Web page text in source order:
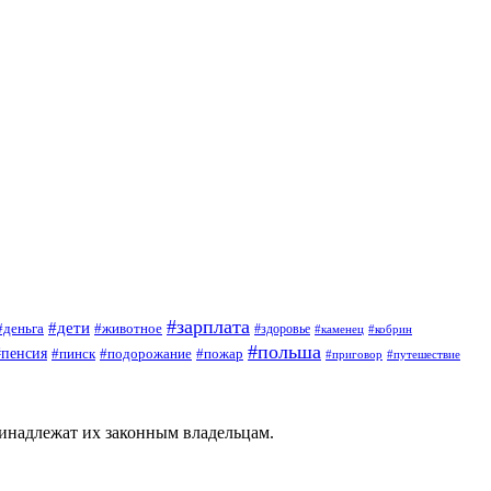
#дети #животное #зарплата #здоровье #каменец #кобрин
#пинск #подорожание #пожар #польша #приговор #путешествие
их законным владельцам.